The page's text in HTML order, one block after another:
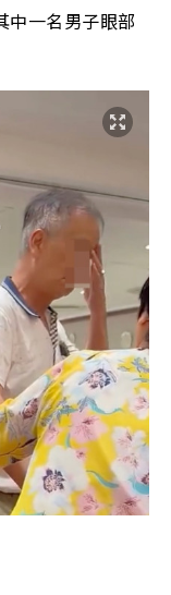
中一名男子眼部